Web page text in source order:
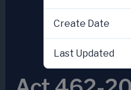
Create Date
Last Updated